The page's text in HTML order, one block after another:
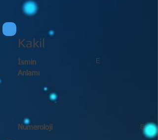
Kakil
E
İsmin
Anlamı
Numeroloji 8